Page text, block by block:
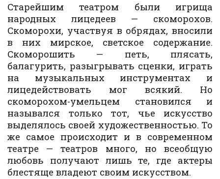
Старейшим театром были игрища
народных лицедеев — скоморохов.
Скоморохи, участвуя в обрядах, вносили
в них мирское, светское содержание.
Скоморошить — петь, плясать,
балагурить, разыгрывать сценки, играть
на музыкальных инструментах и
лицедействовать мог всякий. Но
скоморохом-умельцем становился и
назывался только тот, чье искусство
выделялось своей художественностью. То
же самое происходит и в современном
театре — театров много, но всеобщую
любовь получают лишь те, где актеры
блестяще владеют своим искусством.